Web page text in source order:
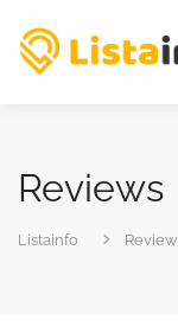
Reviews
Listainfo